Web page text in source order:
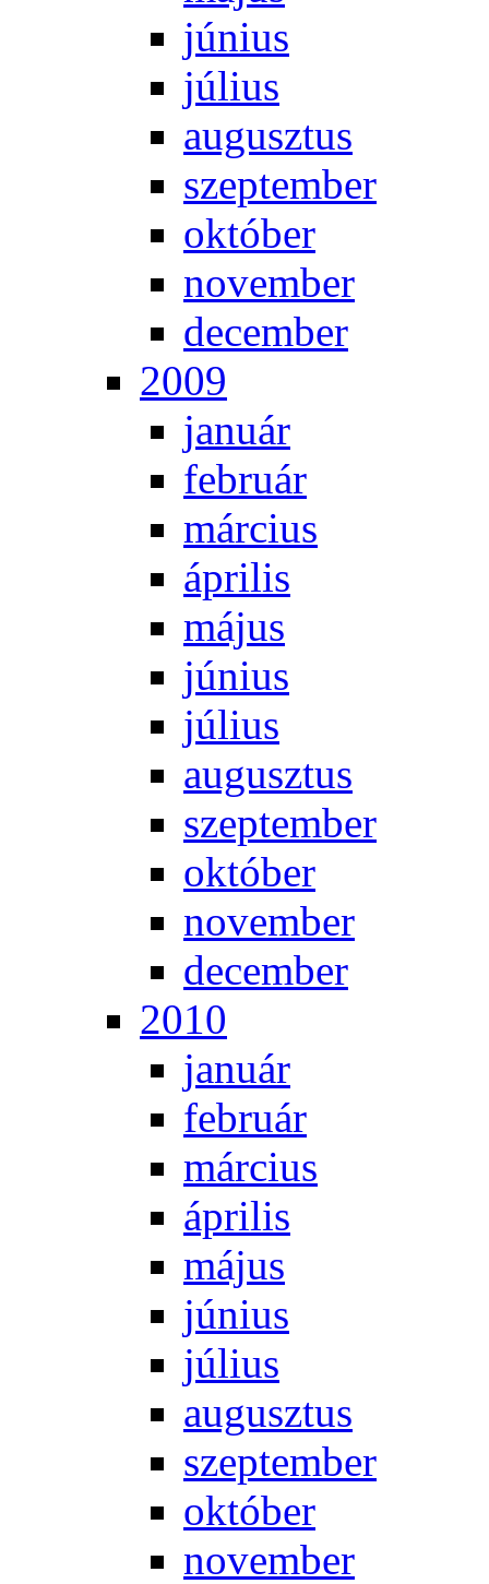
jú­ni­us
jú­li­us
au­gusz­tus
szep­tem­ber
ok­tó­ber
no­vem­ber
de­cem­ber
2009
ja­nu­ár
feb­ru­ár
már­ci­us
áp­ri­lis
má­jus
jú­ni­us
jú­li­us
au­gusz­tus
szep­tem­ber
ok­tó­ber
no­vem­ber
de­cem­ber
2010
ja­nu­ár
feb­ru­ár
már­ci­us
áp­ri­lis
má­jus
jú­ni­us
jú­li­us
au­gusz­tus
szep­tem­ber
ok­tó­ber
no­vem­ber